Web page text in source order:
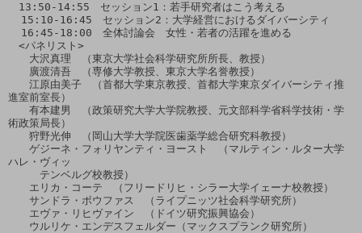
13:50-14:55　セッション1：若手研究者はこう考える
<パネリスト>
大沢真理　（東京大学社会科学研究所所長、教授）
廣渡清吾　（専修大学教授、東京大学名誉教授）
江原由美子　（首都大学東京教授、首都大学東京ダイバーシティ推
進室前室長）
有本建男　（政策研究大学大学院教授、元文部科学省科学技術・学
術政策局長）
狩野光伸　（岡山大学大学院医歯薬学総合研究科教授）
ゲジーネ・フォリヤンティ・ヨースト　（マルティン・ルター大学
ハレ・ヴィッ
テンベルグ校教授）
エリカ・コーテ　（フリードリヒ・シラー大学イェーナ校教授）
サンドラ・ボウファス　（ライプニッツ社会科学研究所）
エヴァ・リヒヴァイン　（ドイツ研究振興協会）
ウルリケ・エンデスフェルダー（マックスプランク研究所）